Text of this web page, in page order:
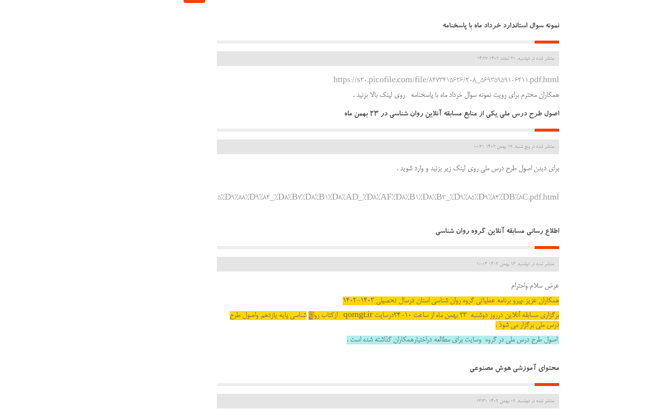
نمونه سوال استاندارد خرداد ماه با پاسخنامه
منتشر شده در دوشنبه, 21 اسفند 1402 14:27
https://s30.picofile.com/file/8473415626/208_56935959106411.pdf.html
همکاران محترم برای رویت نمونه سوال خرداد ماه با پاسخنامه روی لینک بالا بزنید .
اصول طرح درس ملی یکی از منابع مسابقه آنلاین روان شناسی در ۲۳ بهمن ماه
منتشر شده در پنج شنبه, 19 بهمن 1402 00:21
برای دیدن اصول طرح درس ملی روی لینک زیر بزنید و وارد شوید .
https://s30.picofile.com/file/8472325468/%D8%A7%D8%B5%D9%88%D9%84_%D8%B7%D8%B1%D8%AD_%D8%AF%D8%B1%D8%B3_%D9%85%D9%84%DB%8C.pdf.html
اطلاع رسانی مسابقه آنلاین گروه روان شناسی
منتشر شده در دوشنبه, 16 بهمن 1402 10:04
عرض سلام واحترام
همکاران عزیز ،پیرو برنامه عملیاتی گروه روان شناسی استان درسال تحصیلی 1403-1402
برگزاری مسابقه آنلاین درروز دوشنبه 23 بهمن ماه از ساعت 10-24درسایت qomgt.ir ازکتاب روا
ن شناسی پایه یازدهم واصول طرح
درس ملی برگزار می شود .
اصول طرح درس ملی در گروه وسایت برای مطالعه دراختیارهمکاران گذاشته شده است .
محتوای آموزشی هوش مصنوعی
منتشر شده در دوشنبه, 09 بهمن 1402 13:31